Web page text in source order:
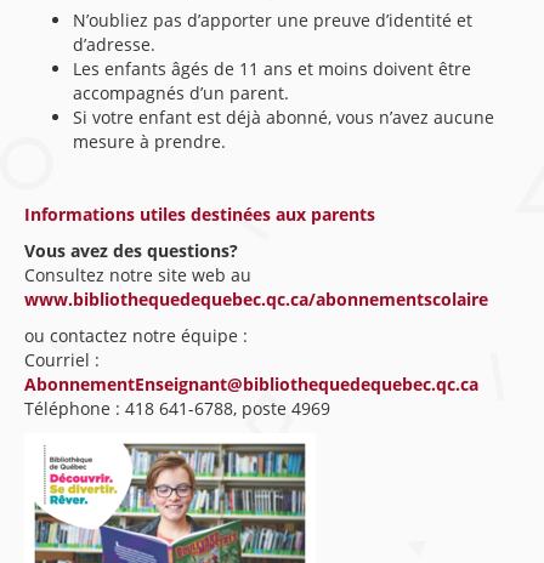
N’oubliez pas d’apporter une preuve d’identité et
d’adresse.
Les enfants âgés de 11 ans et moins doivent être
accompagnés d’un parent.
Si votre enfant est déjà abonné, vous n’avez aucune
mesure à prendre.
Informations utiles destinées aux parents
Vous avez des questions?
Consultez notre site web au
www.bibliothequedequebec.qc.ca/abonnementscolaire
ou contactez notre équipe :
Courriel :
AbonnementEnseignant@bibliothequedequebec.qc.ca
Téléphone : 418 641-6788, poste 4969